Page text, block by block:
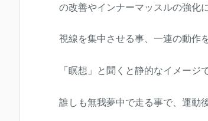
の改善やインナーマッスルの強化
視線を集中させる事、一連の動作
「瞑想」と聞くと静的なイメージ
誰しも無我夢中で走る事で、運動